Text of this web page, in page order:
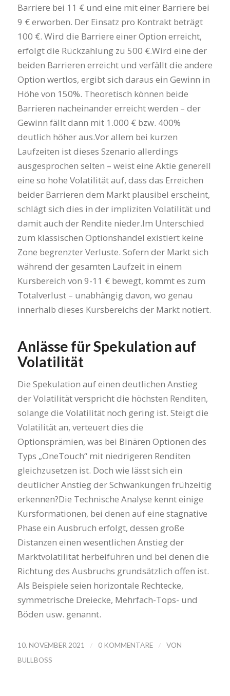
Barriere bei 11 € und eine mit einer Barriere bei
9 € erworben. Der Einsatz pro Kontrakt beträgt
100 €. Wird die Barriere einer Option erreicht,
erfolgt die Rückzahlung zu 500 €.Wird eine der
beiden Barrieren erreicht und verfällt die andere
Option wertlos, ergibt sich daraus ein Gewinn in
Höhe von 150%. Theoretisch können beide
Barrieren nacheinander erreicht werden – der
Gewinn fällt dann mit 1.000 € bzw. 400%
deutlich höher aus.Vor allem bei kurzen
Laufzeiten ist dieses Szenario allerdings
ausgesprochen selten – weist eine Aktie generell
eine so hohe Volatilität auf, dass das Erreichen
beider Barrieren dem Markt plausibel erscheint,
schlägt sich dies in der impliziten Volatilität und
damit auch der Rendite nieder.Im Unterschied
zum klassischen Optionshandel existiert keine
Zone begrenzter Verluste. Sofern der Markt sich
während der gesamten Laufzeit in einem
Kursbereich von 9-11 € bewegt, kommt es zum
Totalverlust – unabhängig davon, wo genau
innerhalb dieses Kursbereichs der Markt notiert.
Anlässe für Spekulation auf
Volatilität
Die Spekulation auf einen deutlichen Anstieg
der Volatilität verspricht die höchsten Renditen,
solange die Volatilität noch gering ist. Steigt die
Volatilität an, verteuert dies die
Optionsprämien, was bei Binären Optionen des
Typs „OneTouch“ mit niedrigeren Renditen
gleichzusetzen ist. Doch wie lässt sich ein
deutlicher Anstieg der Schwankungen frühzeitig
erkennen?Die Technische Analyse kennt einige
Kursformationen, bei denen auf eine stagnative
Phase ein Ausbruch erfolgt, dessen große
Distanzen einen wesentlichen Anstieg der
Marktvolatilität herbeiführen und bei denen die
Richtung des Ausbruchs grundsätzlich offen ist.
Als Beispiele seien horizontale Rechtecke,
symmetrische Dreiecke, Mehrfach-Tops- und
Böden usw. genannt.
10. NOVEMBER 2021 / 0 KOMMENTARE /
VON
BULLBOSS